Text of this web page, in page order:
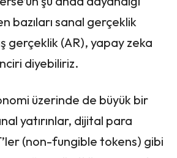
bazıları sanal gerçeklik
gerçeklik (AR), yapay zeka
diyebiliriz.
üzerinde de büyük bir
yatırınlar, dijital para
(non-fungible tokens) gibi